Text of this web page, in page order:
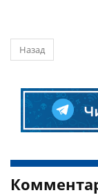
Назад